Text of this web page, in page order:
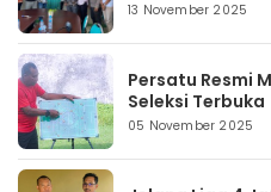
13 November 2025
Persatu Resmi
Seleksi Terbuka
05 November 2025